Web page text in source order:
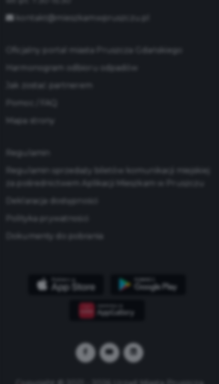
kontakt@mieszkamwpruszczu.pl
Oficjalny portal miasta Pruszcza Gdańskiego
Harmonogram odbioru odpadów
Jak zostać partnerem
Mapa strony
Regulamin
Regulamin sprzedaży biletów komunikacji miejskiej
za pośrednictwem Aplikacji Mieszkam w Pruszczu
Deklaracja dostępności
Polityka prywatności
Dokumenty do pobrania